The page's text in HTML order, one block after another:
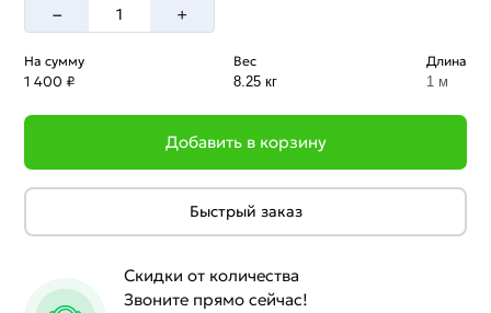
– +
На сумму
1 400 ₽
Вес
8.25 кг
Длина
1 м
Добавить в корзину
Быстрый заказ
Скидки от количества
Звоните прямо сейчас!